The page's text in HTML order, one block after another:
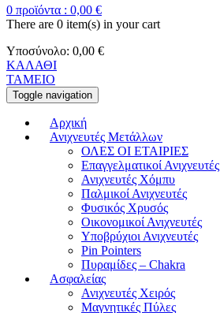
0 προϊόντα : 0,00 €
There are 0 item(s) in your cart
Υποσύνολο: 0,00 €
ΚΑΛΑΘΙ
ΤΑΜΕΙΟ
Toggle navigation
Αρχική
Ανιχνευτές Μετάλλων
ΟΛΕΣ ΟΙ ΕΤΑΙΡΙΕΣ
Επαγγελματικοί Ανιχνευτές
Ανιχνευτές Χόμπυ
Παλμικοί Ανιχνευτές
Φυσικός Χρυσός
Οικονομικοί Ανιχνευτές
Υποβρύχιοι Ανιχνευτές
Pin Pointers
Πυραμίδες – Chakra
Ασφαλείας
Ανιχνευτές Χειρός
Μαγνητικές Πύλες